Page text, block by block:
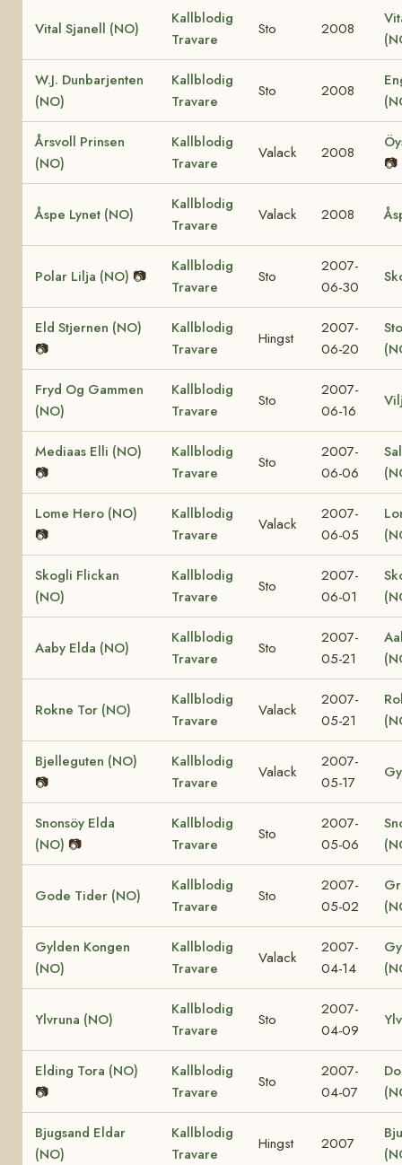
Vital Sjanell (NO)
Kallblodig
Travare
Sto 2008
W.J. Dunbarjenten
(NO)
Kallblodig
Travare
Sto 2008
Årsvoll Prinsen
(NO)
Kallblodig
Travare
Valack 2008
📷
Åspe Lynet (NO)
Kallblodig
Travare
Valack 2008
Polar Lilja (NO) 📷
Kallblodig
Travare
Sto
2007-
06-30
Eld Stjernen (NO)
📷
Kallblodig
Travare
Hingst
2007-
06-20
Fryd Og Gammen
(NO)
Kallblodig
Travare
Sto
2007-
06-16
Mediaas Elli (NO)
📷
Kallblodig
Travare
Sto
2007-
06-06
Lome Hero (NO)
📷
Kallblodig
Travare
Valack
2007-
06-05
Skogli Flickan
(NO)
Kallblodig
Travare
Sto
2007-
06-01
Aaby Elda (NO)
Kallblodig
Travare
Sto
2007-
05-21
Rokne Tor (NO)
Kallblodig
Travare
Valack
2007-
05-21
Bjelleguten (NO)
📷
Kallblodig
Travare
Valack
2007-
05-17
Snonsöy Elda
(NO) 📷
Kallblodig
Travare
Sto
2007-
05-06
Gode Tider (NO)
Kallblodig
Travare
Sto
2007-
05-02
Gylden Kongen
(NO)
Kallblodig
Travare
Valack
2007-
04-14
Ylvruna (NO)
Kallblodig
Travare
Sto
2007-
04-09
Elding Tora (NO)
📷
Kallblodig
Travare
Sto
2007-
04-07
Bjugsand Eldar
(NO)
Kallblodig
Travare
Hingst 2007